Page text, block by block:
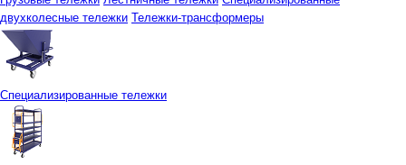
двухколесные тележки Тележки-трансформеры
Специализированные тележки